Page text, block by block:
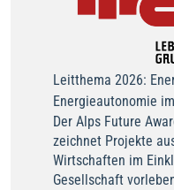
Leitthema 2026:
Energieautonomie
Der Alps Future
zeichnet Projekte
Wirtschaften im
Gesellschaft